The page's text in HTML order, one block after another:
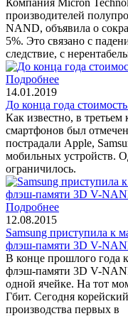
производителей
NAND, объявила о
5%. Это связано с
следствие, с
Подробнее
14.01.2019
До конца года
Как известно, в третьем
смартфонов был
пострадали Apple,
мобильных устройств.
ограничилось.
Подробнее
12.08.2015
Samsung приступила к
флэш-памяти 3D V-
В конце прошлого года
флэш-памяти 3D V-
одной ячейке. На тот
Гбит. Сегодня
производства первых в